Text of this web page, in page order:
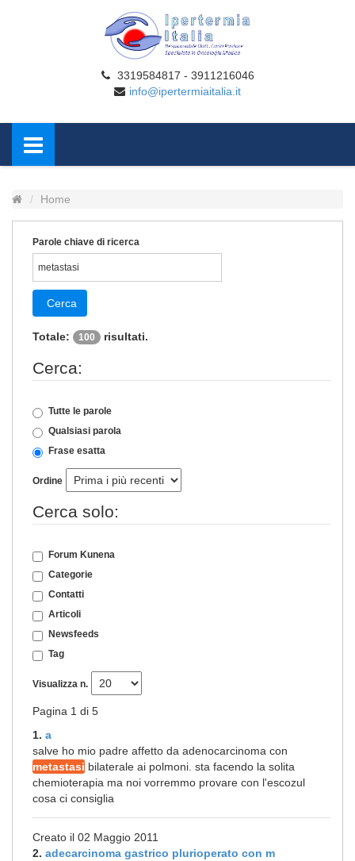
3319584817 - 3911216046
info@ipertermiaitalia.it
Home
Parole chiave di ricerca
Cerca
Totale: 100 risultati.
Cerca:
Tutte le parole
Qualsiasi parola
Frase esatta
Ordine
Cerca solo:
Forum Kunena
Categorie
Contatti
Articoli
Newsfeeds
Tag
Visualizza n.
Pagina 1 di 5
1. a
salve ho mio padre affetto da adenocarcinoma con
metastasi bilaterale ai polmoni. sta facendo la solita
chemioterapia ma noi vorremmo provare con l'escozul
cosa ci consiglia
Creato il 02 Maggio 2011
2. adecarcinoma gastrico plurioperato con m